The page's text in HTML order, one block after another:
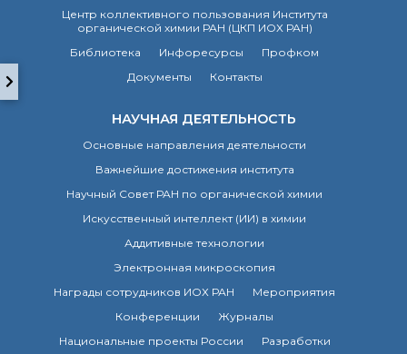
Аспирантура
Защита диссертаций
Набор студентов
Рекомендации ВАК
о типовых нарушениях
Новости института
Конференции
диссертационных
Новые лаборатории
Институт в СМИ
Конкурсы, премии
Конкурсы вакантных
Центр коллективного пользования Института
органической химии РАН (ЦКП ИОХ РАН)
Библиотека
Инфоресурсы
Профком
Документы
Контакты
НАУЧНАЯ ДЕЯТЕЛЬНОСТЬ
Основные направления деятельности
Важнейшие достижения института
Научный Совет РАН по органической химии
Искусственный интеллект (ИИ) в химии
Аддитивные технологии
Электронная микроскопия
Награды сотрудников ИОХ РАН
Мероприятия
Конференции
Журналы
Национальные проекты России
Разработки